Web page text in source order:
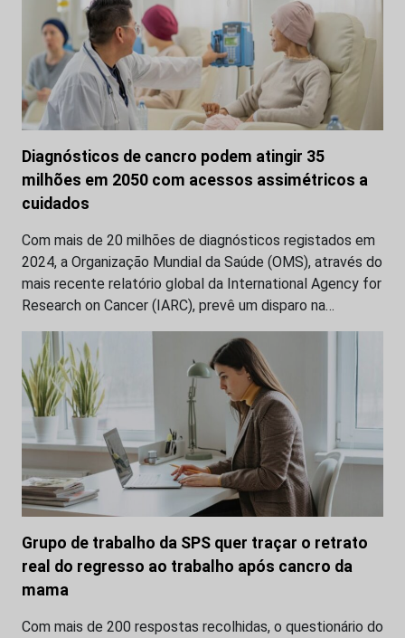
Diagnósticos de cancro podem atingir 35
milhões em 2050 com acessos assimétricos a
cuidados
Com mais de 20 milhões de diagnósticos registados em
2024, a Organização Mundial da Saúde (OMS), através do
mais recente relatório global da International Agency for
Research on Cancer (IARC), prevê um disparo na…
Grupo de trabalho da SPS quer traçar o retrato
real do regresso ao trabalho após cancro da
mama
Com mais de 200 respostas recolhidas, o questionário do